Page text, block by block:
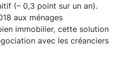
(– 0,3 point sur un an).
aux ménages
immobilier, cette solution
avec les créanciers